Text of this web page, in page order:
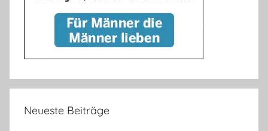
Neueste Beiträge